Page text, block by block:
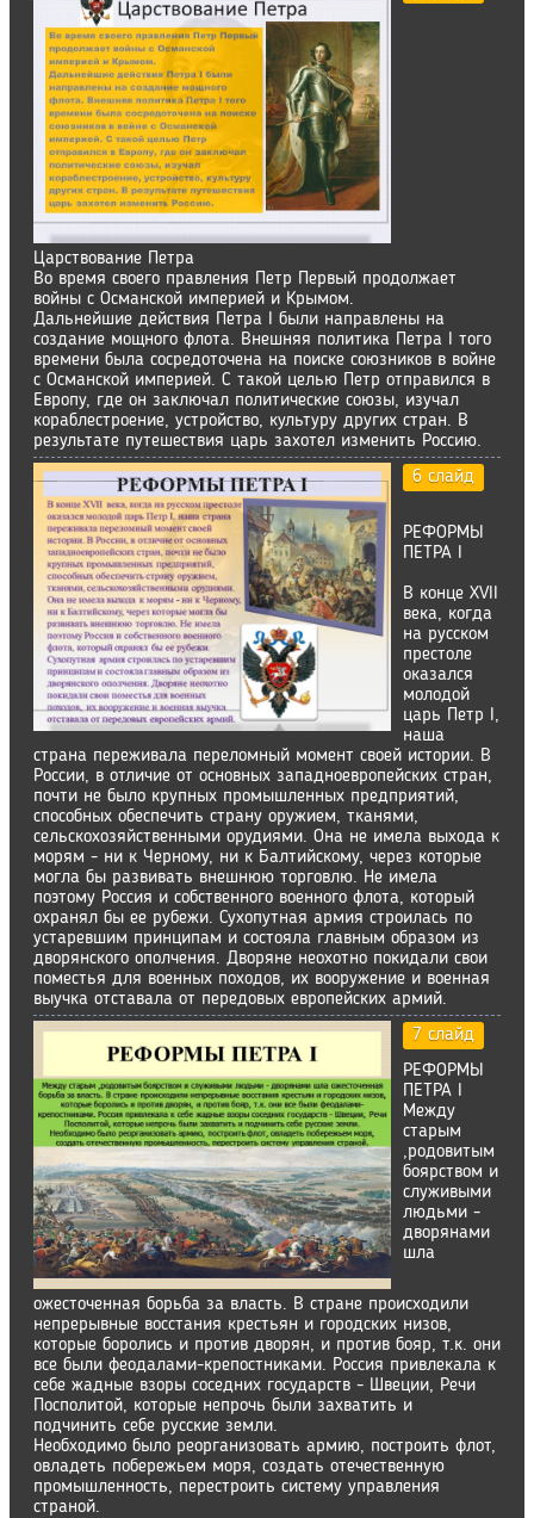
Царствование Петра
Во время своего правления Петр Первый продолжает
войны с Османской империей и Крымом.
Дальнейшие действия Петра I были направлены на
создание мощного флота. Внешняя политика Петра I того
времени была сосредоточена на поиске союзников в войне
с Османской империей. С такой целью Петр отправился в
Европу, где он заключал политические союзы, изучал
кораблестроение, устройство, культуру других стран. В
результате путешествия царь захотел изменить Россию.
6 слайд
РЕФОРМЫ
ПЕТРА I
В конце XVII
века, когда
на русском
престоле
оказался
молодой
царь Петр I,
наша
страна переживала переломный момент своей истории. В
России, в отличие от основных западноевропейских стран,
почти не было крупных промышленных предприятий,
способных обеспечить страну оружием, тканями,
сельскохозяйственными орудиями. Она не имела выхода к
морям - ни к Черному, ни к Балтийскому, через которые
могла бы развивать внешнюю торговлю. Не имела
поэтому Россия и собственного военного флота, который
охранял бы ее рубежи. Сухопутная армия строилась по
устаревшим принципам и состояла главным образом из
дворянского ополчения. Дворяне неохотно покидали свои
поместья для военных походов, их вооружение и военная
выучка отставала от передовых европейских армий.
7 слайд
РЕФОРМЫ
ПЕТРА I
Между
старым
,родовитым
боярством и
служивыми
людьми -
дворянами
шла
ожесточенная борьба за власть. В стране происходили
непрерывные восстания крестьян и городских низов,
которые боролись и против дворян, и против бояр, т.к. они
все были феодалами-крепостниками. Россия привлекала к
себе жадные взоры соседних государств - Швеции, Речи
Посполитой, которые непрочь были захватить и
подчинить себе русские земли.
Необходимо было реорганизовать армию, построить флот,
овладеть побережьем моря, создать отечественную
промышленность, перестроить систему управления
страной.